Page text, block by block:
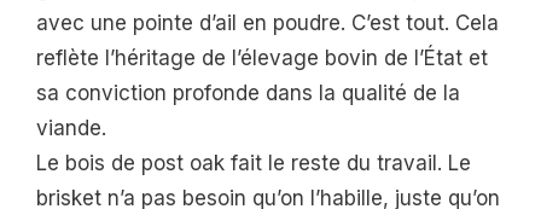
avec une pointe d’ail en poudre. C’est tout. Cela
reflète l’héritage de l’élevage bovin de l’État et
sa conviction profonde dans la qualité de la
viande.
Le bois de post oak fait le reste du travail. Le
brisket n’a pas besoin qu’on l’habille, juste qu’on